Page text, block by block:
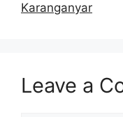
Karanganyar
Leave a